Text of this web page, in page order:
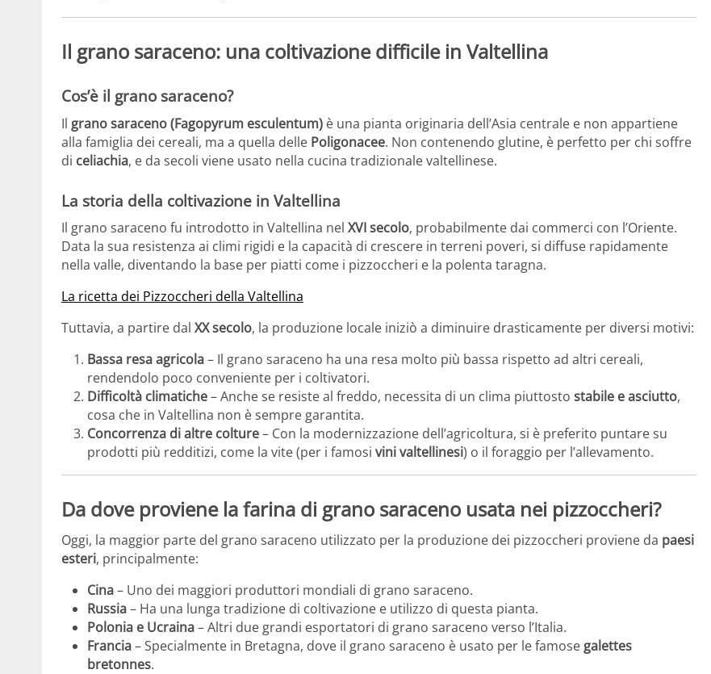
Il grano saraceno: una coltivazione difficile in Valtellina
Cos’è il grano saraceno?
Il grano saraceno (Fagopyrum esculentum) è una pianta originaria dell’Asia centrale e non appartiene
alla famiglia dei cereali, ma a quella delle Poligonacee. Non contenendo glutine, è perfetto per chi soffre
di celiachia, e da secoli viene usato nella cucina tradizionale valtellinese.
La storia della coltivazione in Valtellina
Il grano saraceno fu introdotto in Valtellina nel XVI secolo, probabilmente dai commerci con l’Oriente.
Data la sua resistenza ai climi rigidi e la capacità di crescere in terreni poveri, si diffuse rapidamente
nella valle, diventando la base per piatti come i pizzoccheri e la polenta taragna.
La ricetta dei Pizzoccheri della Valtellina
Tuttavia, a partire dal XX secolo, la produzione locale iniziò a diminuire drasticamente per diversi motivi:
Bassa resa agricola– Il grano saraceno ha una resa molto più bassa rispetto ad altri cereali,
rendendolo poco conveniente per i coltivatori.
Difficoltà climatiche– Anche se resiste al freddo, necessita di un clima piuttosto stabile e asciutto,
cosa che in Valtellina non è sempre garantita.
Concorrenza di altre colture– Con la modernizzazione dell’agricoltura, si è preferito puntare su
prodotti più redditizi, come la vite (per i famosi vini valtellinesi) o il foraggio per l’allevamento.
Da dove proviene la farina di grano saraceno usata nei pizzoccheri?
Oggi, la maggior parte del grano saraceno utilizzato per la produzione dei pizzoccheri proviene da paesi
esteri, principalmente:
Cina– Uno dei maggiori produttori mondiali di grano saraceno.
Russia– Ha una lunga tradizione di coltivazione e utilizzo di questa pianta.
Polonia e Ucraina– Altri due grandi esportatori di grano saraceno verso l’Italia.
Francia– Specialmente in Bretagna, dove il grano saraceno è usato per le famose galettes
bretonnes.